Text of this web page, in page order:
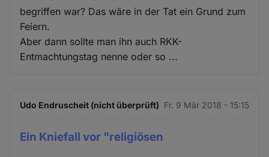
begriffen war? Das wäre in der Tat ein Grund zum
Feiern.
Aber dann sollte man ihn auch RKK-
Entmachtungstag nenne oder so ...
Udo Endruscheit (nicht überprüft) Fr. 9 Mär 2018 - 15:15
Ein Kniefall vor "religiösen